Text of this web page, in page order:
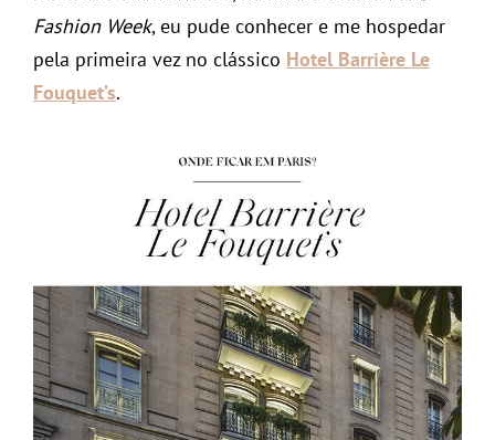
Fashion Week, eu pude conhecer e me hospedar
pela primeira vez no clássico Hotel Barrière Le
Fouquet’s.